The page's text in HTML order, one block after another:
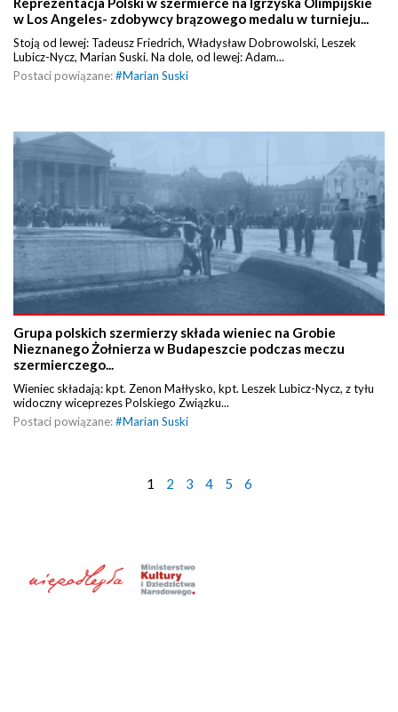
w Los Angeles- zdobywcy brązowego medalu w turnieju...
Stoją od lewej: Tadeusz Friedrich, Władysław Dobrowolski, Leszek
Lubicz-Nycz, Marian Suski. Na dole, od lewej: Adam...
Postaci powiązane:#Marian Suski
Grupa polskich szermierzy składa wieniec na Grobie
Nieznanego Żołnierza w Budapeszcie podczas meczu
szermierczego...
Wieniec składają: kpt. Zenon Małłysko, kpt. Leszek Lubicz-Nycz, z tyłu
widoczny wiceprezes Polskiego Związku...
Postaci powiązane:#Marian Suski
1 2 3 4 5 6